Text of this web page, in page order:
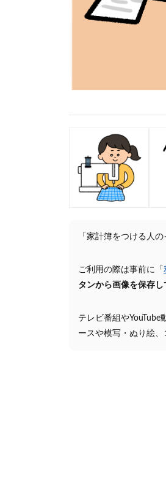
「家計簿をつける人
ご利用の際は事前に「
タンから画像を保存し
テレビ番組や
ースや模写・ぬり絵、